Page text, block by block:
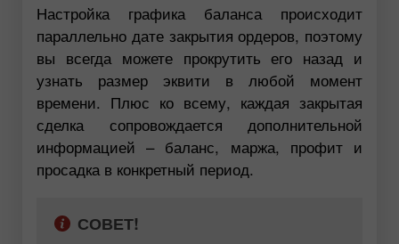
Настройка графика баланса происходит
параллельно дате закрытия ордеров, поэтому
вы всегда можете прокрутить его назад и
узнать размер эквити в любой момент
времени. Плюс ко всему, каждая закрытая
сделка сопровождается дополнительной
информацией – баланс, маржа, профит и
просадка в конкретный период.
СОВЕТ!